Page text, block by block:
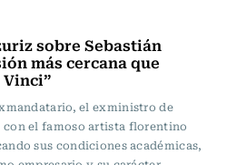
sobre Sebastián
más cercana que
el exministro de
el famoso artista florentino
sus condiciones académicas,